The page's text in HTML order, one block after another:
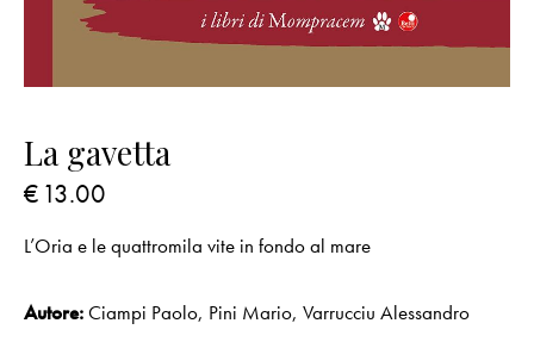
La gavetta
€ 13.00
L’Oria e le quattromila vite in fondo al mare
Autore:Ciampi Paolo, Pini Mario, Varrucciu Alessandro